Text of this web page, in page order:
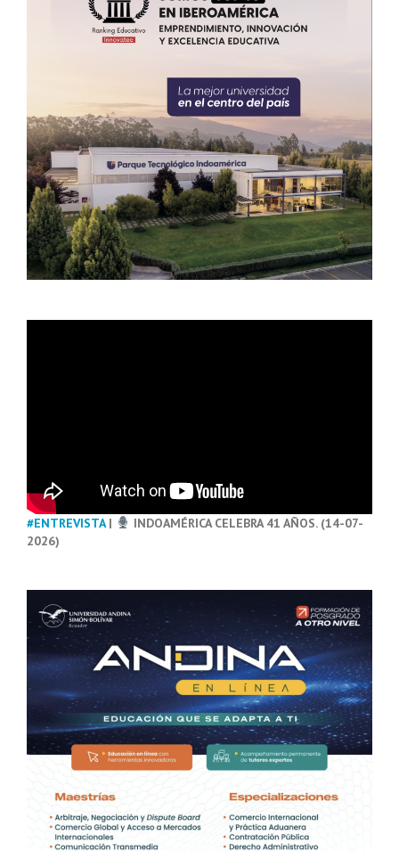
#ENTREVISTA|
INDOAMÉRICA CELEBRA 41 AÑOS. (14-07-
2026)